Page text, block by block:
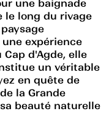
une baignade
le long du rivage
expérience
d'Agde, elle
un véritable
en quête de
la Grande
beauté naturelle